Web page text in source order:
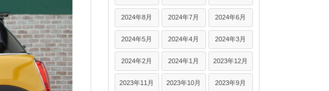
2024年8月 2024年7月 2024年6月
2024年5月 2024年4月 2024年3月
2024年2月 2024年1月 2023年12月
2023年11月 2023年10月 2023年9月